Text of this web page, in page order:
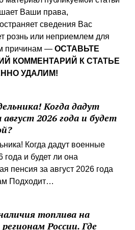
Ваши права,
сведения Вас
рознь или неприемлем для
причинам — ОСТАВЬТЕ
КОММЕНТАРИЙ К СТАТЬЕ
УДАЛИМ!
Когда дадут
2026 года и будет
Когда дадут военные
года и будет ли она
пенсия за август 2026 года
Подходит…
топлива на
России. Где